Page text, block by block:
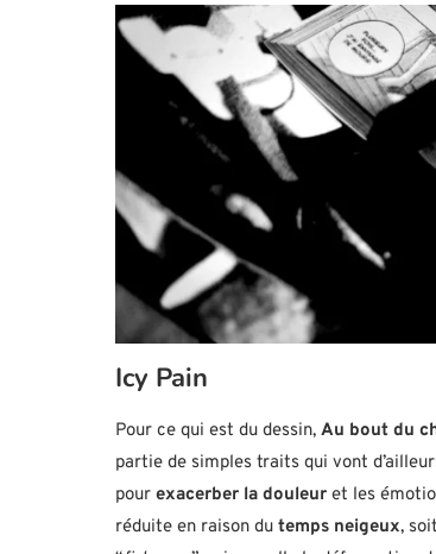
Icy Pain
Pour ce qui est du dessin, Au bout du
partie de simples traits qui vont
pour exacerber la douleur et les
réduite en raison du temps neigeux,